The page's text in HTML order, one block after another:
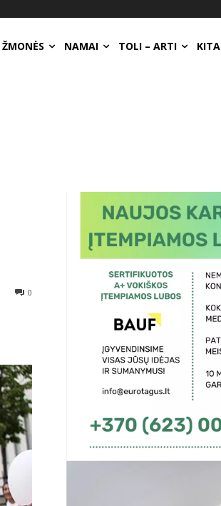
ŽMONĖS NAMAI TOLI – ARTI KITA
0